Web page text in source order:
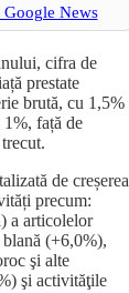
Google News
cifra de
prestate
brută, cu 1,5%
1%, față de
de creșerea
precum:
a articolelor
(+6,0%),
şi alte
şi activităţile